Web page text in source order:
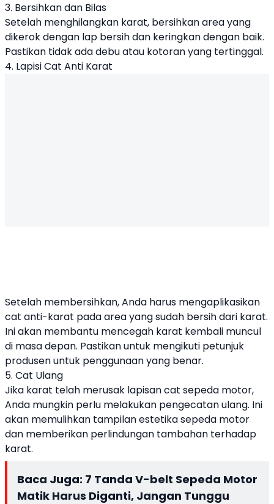
3. Bersihkan dan Bilas
Setelah menghilangkan karat, bersihkan area yang
dikerok dengan lap bersih dan keringkan dengan baik.
Pastikan tidak ada debu atau kotoran yang tertinggal.
4. Lapisi Cat Anti Karat
Setelah membersihkan, Anda harus mengaplikasikan
cat anti-karat pada area yang sudah bersih dari karat.
Ini akan membantu mencegah karat kembali muncul
di masa depan. Pastikan untuk mengikuti petunjuk
produsen untuk penggunaan yang benar.
5. Cat Ulang
Jika karat telah merusak lapisan cat sepeda motor,
Anda mungkin perlu melakukan pengecatan ulang. Ini
akan memulihkan tampilan estetika sepeda motor
dan memberikan perlindungan tambahan terhadap
karat.
Baca Juga: 7 Tanda V-belt Sepeda Motor
Matik Harus Diganti, Jangan Tunggu